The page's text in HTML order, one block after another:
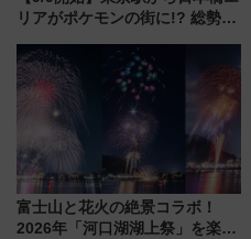
リアがポケモンの街に!? 総勢
リサーチ」本格謎解き・グッズ
情報まとめ
富士山と花火の絶景コラボ！
2026年「河口湖湖上祭」を楽し